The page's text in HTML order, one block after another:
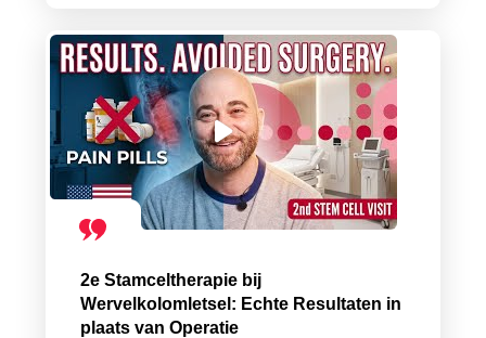
2e Stamceltherapie bij
Wervelkolomletsel: Echte Resultaten in
plaats van Operatie